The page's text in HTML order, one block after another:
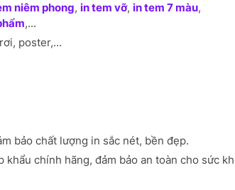
niêm phong, in tem vỡ, in tem 7 màu,
,...
poster,...
bảo chất lượng in sắc nét, bền đẹp.
chính hãng, đảm bảo an toàn cho sức